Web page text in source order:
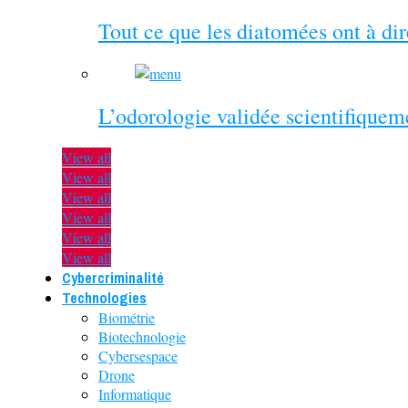
Tout ce que les diatomées ont à
L’odorologie validée
View all
View all
View all
View all
View all
View all
Cybercriminalité
Technologies
Biométrie
Biotechnologie
Cybersespace
Drone
Informatique